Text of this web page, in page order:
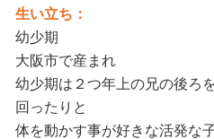
生い立ち：
幼少期
大阪市で産まれ
幼少期は２つ年上の兄の後ろ
回ったりと
体を動かす事が好きな活発な